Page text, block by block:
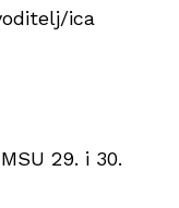
ica
29. i 30.